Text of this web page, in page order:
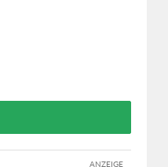
ANZEIGE